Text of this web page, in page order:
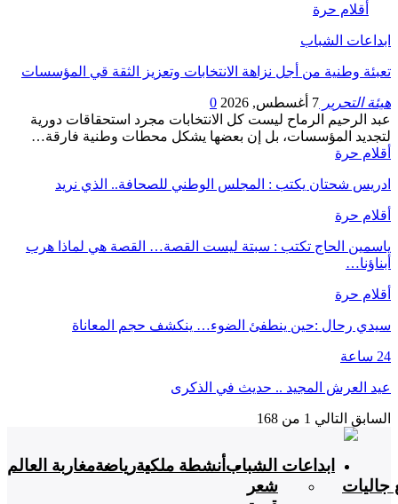
أقلام حرة
ابداعات الشباب
تعبئة وطنية من أجل نزاهة الانتخابات وتعزيز الثقة قي المؤسسات
هيئة التحرير 7 أغسطس, 2026
0
عبد الرحيم الرماح ليست كل الانتخابات مجرد استحقاقات دورية
لتجديد المؤسسات، بل إن بعضها يشكل محطات وطنية فارقة…
أقلام حرة
ادريس شحتان يكتب : المجلس الوطني للصحافة.. الذي نريد
أقلام حرة
ياسمين الحاج تكتب : سبتة ليست القصة… القصة هي لماذا هرب
أبناؤنا…
أقلام حرة
سيدي رحال :حين ينطفئ الضوء… ينكشف حجم المعاناة
24 ساعة
عيد العرش المجيد .. حديث في الذكرى
السابق التالي 1 من 168
جاليات
ابداعات الشباب
شعر
أنشطة ملكيةرياضةمغاربة العالم